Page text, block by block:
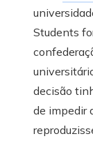
Students
decisão
de impedir